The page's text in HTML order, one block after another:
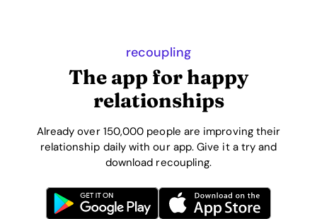
recoupling
The app for happy
relationships
Already over 150,000 people are improving their
relationship daily with our app. Give it a try and
download recoupling.